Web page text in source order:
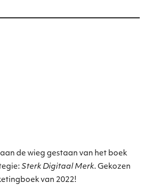
de wieg gestaan van het boek
Sterk Digitaal Merk. Gekozen
van 2022!